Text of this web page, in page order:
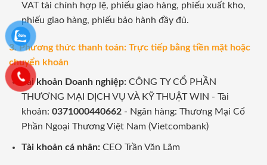
VAT tài chính hợp lệ, phiếu giao hàng, phiếu xuất kho,
phiếu giao hàng, phiếu bảo hành đầy đủ.
3. Phương thức thanh toán: Trực tiếp bằng tiền mặt hoặc
chuyển khoản
Tài khoản Doanh nghiệp:CÔNG TY CỔ PHẦN
THƯƠNG MẠI DỊCH VỤ VÀ KỸ THUẬT WIN - Tài
khoản: 0371000440662- Ngân hàng: Thương Mại Cổ
Phần Ngoại Thương Việt Nam (Vietcombank)
Tài khoản cá nhân: CEO Trần Văn Lãm